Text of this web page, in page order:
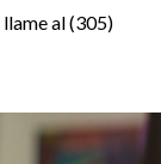
al (305)